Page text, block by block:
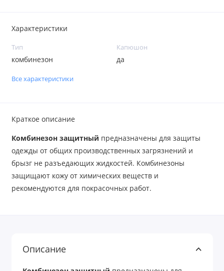
Характеристики
Тип
комбинезон
Капюшон
да
Все характеристики
Краткое описание
Комбинезон защитный предназначены для защиты
одежды от общих производственных загрязнений и
брызг не разъедающих жидкостей. Комбинезоны
защищают кожу от химических веществ и
рекомендуются для покрасочных работ.
Описание